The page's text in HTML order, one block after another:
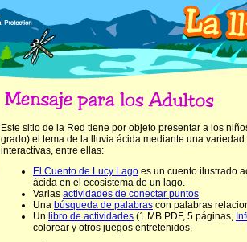
Este sitio de la Red tiene por objeto presentar a los
grado) el tema de la lluvia ácida mediante una
interactivas, entre ellas:
El Cuento de Lucy Lago es un cuento ilustrado
ácida en el ecosistema de un lago.
Varias actividades de conectar puntos
Una búsqueda de palabras con palabras
Un libro de actividades (1 MB PDF, 5 páginas,
colorear y otros juegos entretenidos.